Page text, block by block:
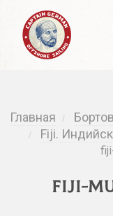
Главная /
/ Fiji.
fiji-